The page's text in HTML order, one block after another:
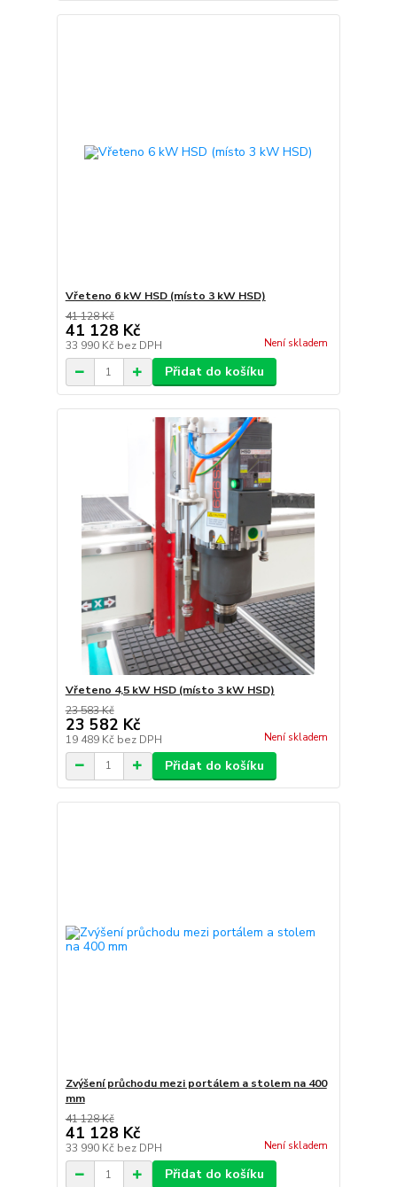
Vřeteno 6 kW HSD (místo 3 kW HSD)
41 128 Kč
41 128 Kč
33 990 Kč bez DPH Není skladem
Přidat do košíku
Vřeteno 4,5 kW HSD (místo 3 kW HSD)
23 583 Kč
23 582 Kč
19 489 Kč bez DPH Není skladem
Přidat do košíku
Zvýšení průchodu mezi portálem a stolem na 400
mm
41 128 Kč
41 128 Kč
33 990 Kč bez DPH Není skladem
Přidat do košíku